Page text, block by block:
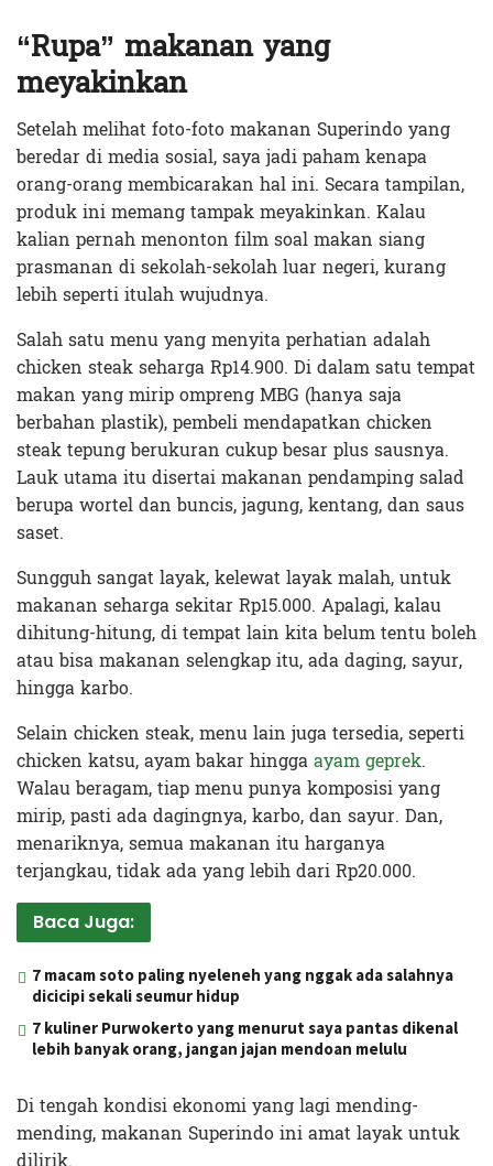
“Rupa” makanan yang
meyakinkan
Setelah melihat foto-foto makanan Superindo yang
beredar di media sosial, saya jadi paham kenapa
orang-orang membicarakan hal ini. Secara tampilan,
produk ini memang tampak meyakinkan. Kalau
kalian pernah menonton film soal makan siang
prasmanan di sekolah-sekolah luar negeri, kurang
lebih seperti itulah wujudnya.
Salah satu menu yang menyita perhatian adalah
chicken steak seharga Rp14.900. Di dalam satu tempat
makan yang mirip ompreng MBG (hanya saja
berbahan plastik), pembeli mendapatkan chicken
steak tepung berukuran cukup besar plus sausnya.
Lauk utama itu disertai makanan pendamping salad
berupa wortel dan buncis, jagung, kentang, dan saus
saset.
Sungguh sangat layak, kelewat layak malah, untuk
makanan seharga sekitar Rp15.000. Apalagi, kalau
dihitung-hitung, di tempat lain kita belum tentu boleh
atau bisa makanan selengkap itu, ada daging, sayur,
hingga karbo.
Selain chicken steak, menu lain juga tersedia, seperti
chicken katsu, ayam bakar hinggaayam geprek.
Walau beragam, tiap menu punya komposisi yang
mirip, pasti ada dagingnya, karbo, dan sayur. Dan,
menariknya, semua makanan itu harganya
terjangkau, tidak ada yang lebih dari Rp20.000.
Baca Juga:
7 macam soto paling nyeleneh yang nggak ada salahnya
dicicipi sekali seumur hidup
7 kuliner Purwokerto yang menurut saya pantas dikenal
lebih banyak orang, jangan jajan mendoan melulu
Di tengah kondisi ekonomi yang lagi mending-
mending, makanan Superindo ini amat layak untuk